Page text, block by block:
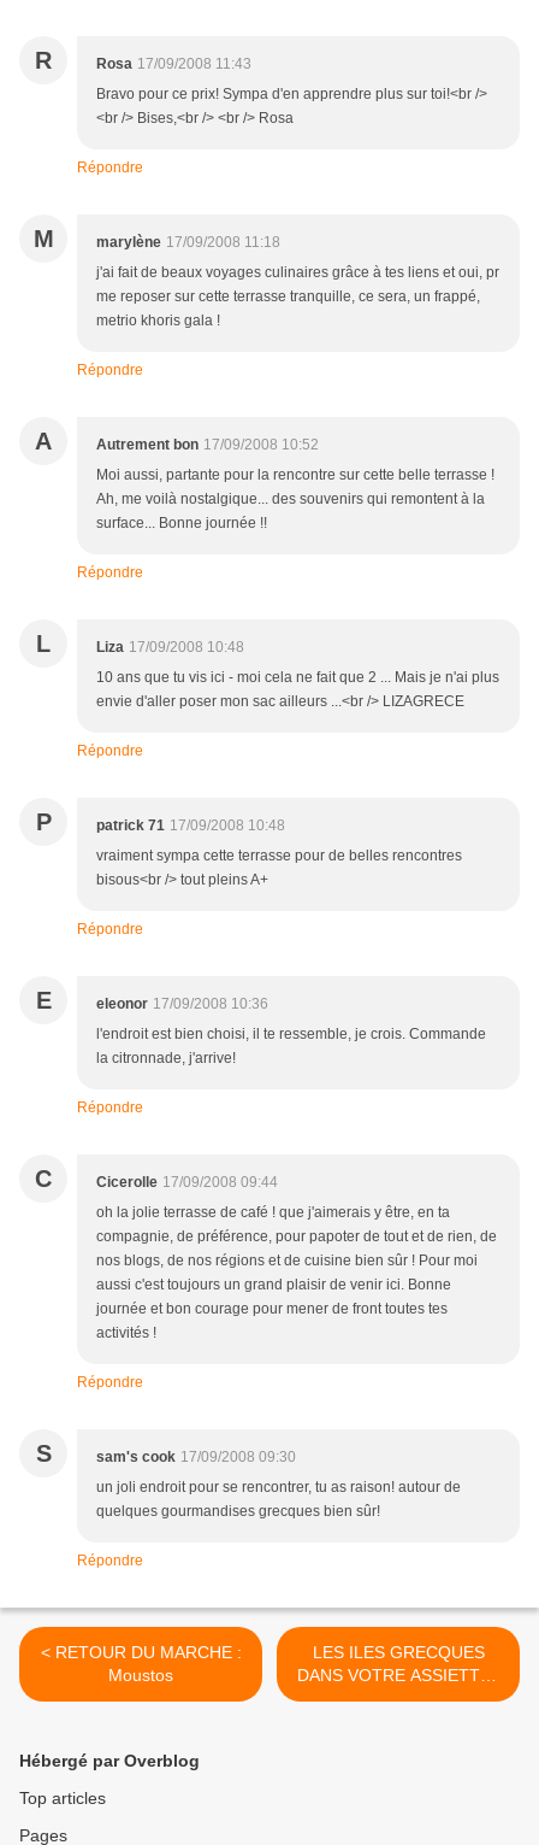
R Rosa 17/09/2008 11:43
Bravo pour ce prix! Sympa d'en apprendre plus sur toi!<br />
<br /> Bises,<br /> <br /> Rosa
Répondre
M marylène 17/09/2008 11:18
j'ai fait de beaux voyages culinaires grâce à tes liens et oui, pr
me reposer sur cette terrasse tranquille, ce sera, un frappé,
metrio khoris gala !
Répondre
A Autrement bon 17/09/2008 10:52
Moi aussi, partante pour la rencontre sur cette belle terrasse !
Ah, me voilà nostalgique... des souvenirs qui remontent à la
surface... Bonne journée !!
Répondre
L Liza 17/09/2008 10:48
10 ans que tu vis ici - moi cela ne fait que 2 ... Mais je n'ai plus
envie d'aller poser mon sac ailleurs ...<br /> LIZAGRECE
Répondre
P patrick 71 17/09/2008 10:48
vraiment sympa cette terrasse pour de belles rencontres
bisous<br /> tout pleins A+
Répondre
E eleonor 17/09/2008 10:36
l'endroit est bien choisi, il te ressemble, je crois. Commande
la citronnade, j'arrive!
Répondre
C Cicerolle 17/09/2008 09:44
oh la jolie terrasse de café ! que j'aimerais y être, en ta
compagnie, de préférence, pour papoter de tout et de rien, de
nos blogs, de nos régions et de cuisine bien sûr ! Pour moi
aussi c'est toujours un grand plaisir de venir ici. Bonne
journée et bon courage pour mener de front toutes tes
activités !
Répondre
S sam's cook 17/09/2008 09:30
un joli endroit pour se rencontrer, tu as raison! autour de
quelques gourmandises grecques bien sûr!
Répondre
< RETOUR DU MARCHE :
Moustos
LES ILES GRECQUES
DANS VOTRE ASSIETTE :
Petite récap' >
Hébergé par Overblog
Top articles
Pages